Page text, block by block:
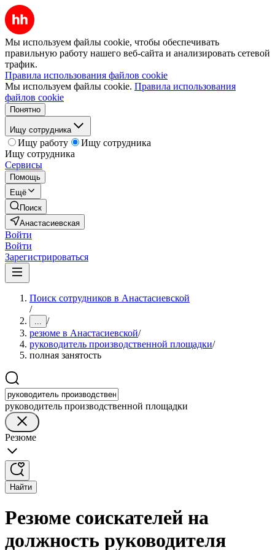
Мы используем файлы cookie, чтобы обеспечивать
правильную работу нашего веб-сайта и анализировать сетевой
трафик.
Правила использования файлов cookie
Мы используем файлы cookie. Правила использования
файлов cookie
Понятно
Ищу сотрудника
Ищу работу
Ищу сотрудника
Ищу сотрудника
Сервисы
Помощь
Ещё
Поиск
Анастасиевская
Войти
Войти
Зарегистрироваться
Поиск сотрудников в Анастасиевской
/
... /
резюме в Анастасиевской/
руководитель производственной площадки/
полная занятость
руководитель производственной площадки
Резюме
Найти
Резюме соискателей на
должность руководителя